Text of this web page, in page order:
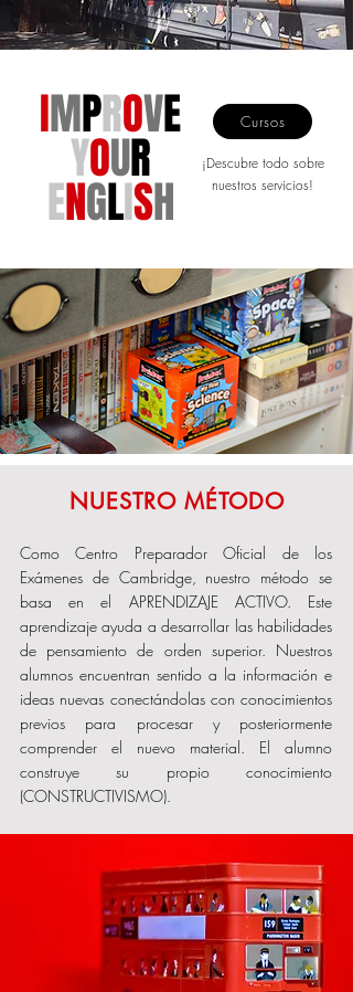
IMPROVE
YOUR
ENGLISH
Cursos
¡Descubre todo sobre
nuestros servicios!
NUESTRO MÉTODO
Como Centro Preparador Oficial de los
Exámenes de Cambridge, nuestro método se
basa en el APRENDIZAJE ACTIVO. Este
aprendizaje ayuda a desarrollar las habilidades
de pensamiento de orden superior. Nuestros
alumnos encuentran sentido a la información e
ideas nuevas conectándolas con conocimientos
previos para procesar y posteriormente
comprender el nuevo material. El alumno
construye su propio conocimiento
(CONSTRUCTIVISMO).